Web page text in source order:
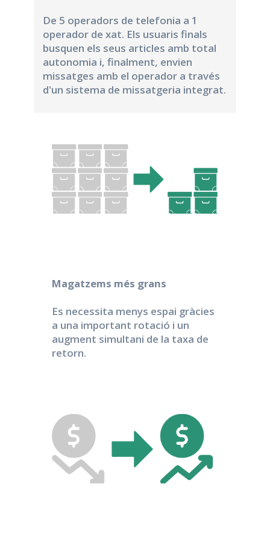
De 5 operadors de telefonia a 1
operador de xat. Els usuaris finals
busquen els seus articles amb total
autonomia i, finalment, envien
missatges amb el operador a través
d'un sistema de missatgeria integrat.
Magatzems més grans
Es necessita menys espai gràcies
a una important rotació i un
augment simultani de la taxa de
retorn.